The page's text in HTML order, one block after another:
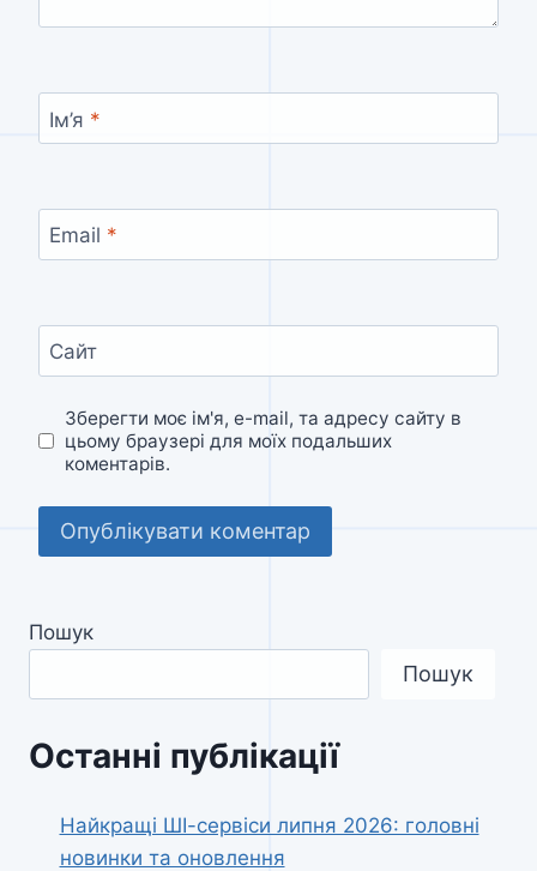
Ім’я *
Email *
Сайт
Зберегти моє ім'я, e-mail, та адресу сайту в
цьому браузері для моїх подальших
коментарів.
Пошук
Пошук
Останні публікації
Найкращі ШІ-сервіси липня 2026: головні
новинки та оновлення